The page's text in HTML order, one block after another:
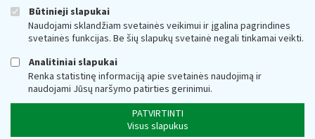
Būtinieji slapukai
Naudojami sklandžiam svetainės veikimui ir įgalina pagrindines
svetainės funkcijas. Be šių slapukų svetainė negali tinkamai veikti.
Analitiniai slapukai
Renka statistinę informaciją apie svetainės naudojimą ir
naudojami Jūsų naršymo patirties gerinimui.
PATVIRTINTI
Visus slapukus